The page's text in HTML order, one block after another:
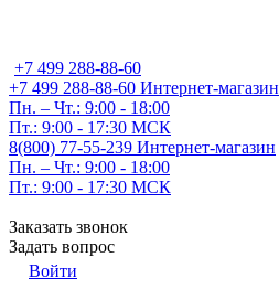
+7 499 288-88-60
+7 499 288-88-60 Интернет-магазин
Пн. – Чт.: 9:00 - 18:00
Пт.: 9:00 - 17:30 МСК
8(800) 77-55-239 Интернет-магазин
Пн. – Чт.: 9:00 - 18:00
Пт.: 9:00 - 17:30 МСК
Заказать звонок
Задать вопрос
Войти